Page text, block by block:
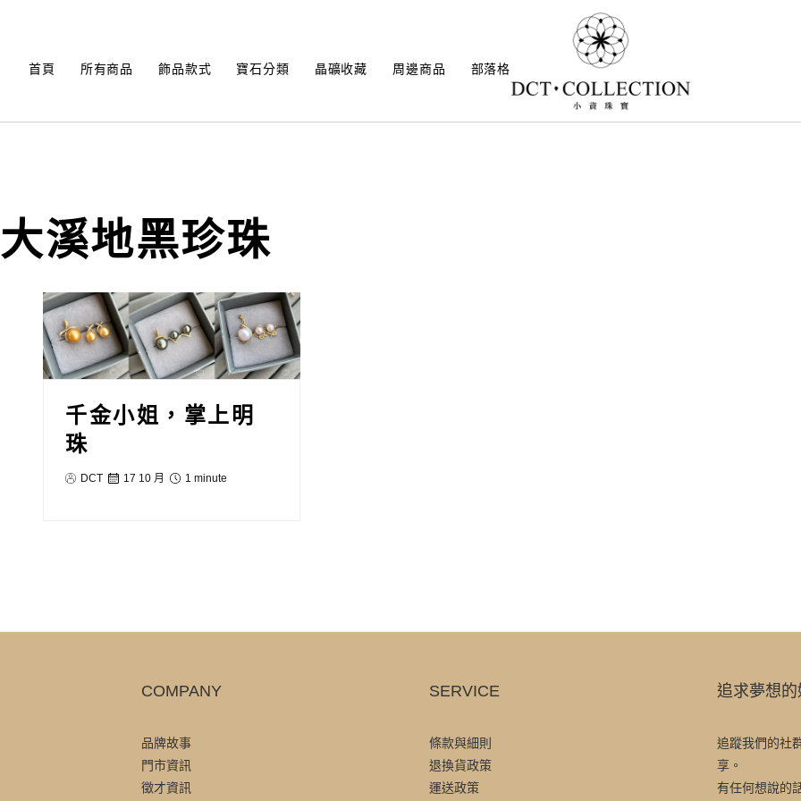
content
首頁 所有商品 飾品款式 寶石分類 晶礦收藏 周邊商品 部落格
大溪地黑珍珠
千金小姐，掌上明
珠
DCT 17 10 月 1 minute
COMPANY
品牌故事
門市資訊
徵才資訊
SERVICE
條款與細則
退換貨政策
運送政策
追求夢想
追蹤我們的社
享。
有任何想說的